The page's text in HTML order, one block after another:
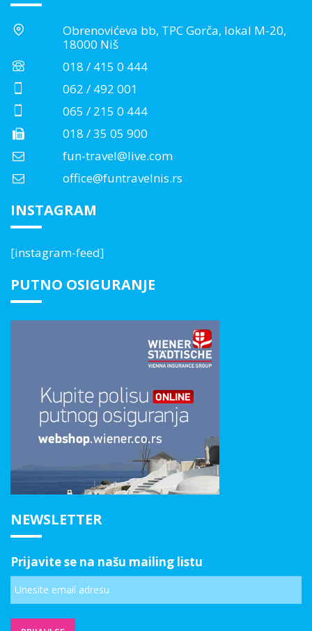
Obrenovićeva bb, TPC Gorča, lokal M-20,
18000 Niš
018 / 415 0 444
062 / 492 001
065 / 215 0 444
018 / 35 05 900
fun-travel@live.com
office@funtravelnis.rs
INSTAGRAM
[instagram-feed]
PUTNO OSIGURANJE
NEWSLETTER
Prijavite se na našu mailing listu